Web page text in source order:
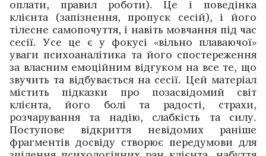
оплати, правил роботи). Це і поведінка
клієнта (запізнення, пропуск сесій), і його
тілесне самопочуття, і навіть мовчання під час
сесії. Усе це є у фокусі «вільно плаваючої»
уваги психоаналітика та його спостереження
за власним емоційним відгуком на все те, що
звучить та відбувається на сесії. Цей матеріал
містить підказки про позасвідомий світ
клієнта, його болі та радості, страхи,
розчарування та надію, слабкість та силу.
Поступове відкриття невідомих раніше
фрагментів досвіду створює передумови для